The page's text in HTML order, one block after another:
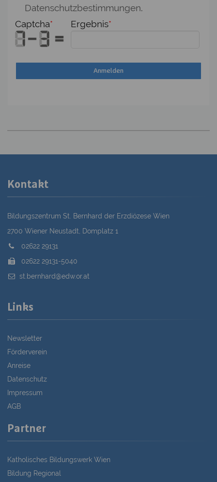
Datenschutzbestimmungen.
Captcha* Ergebnis*
Kontakt
Bildungszentrum St. Bernhard der Erzdiözese Wien
2700 Wiener Neustadt, Domplatz 1
02622 29131
02622 29131-5040
st.bernhard@edw.or.at
Links
Newsletter
Förderverein
Anreise
Datenschutz
Impressum
AGB
Partner
Katholisches Bildungswerk Wien
Bildung Regional